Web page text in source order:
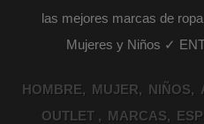
las mejores marcas de
Mujeres y Niños ✓
HOMBRE MUJER NIÑOS
OUTLET
MARCAS